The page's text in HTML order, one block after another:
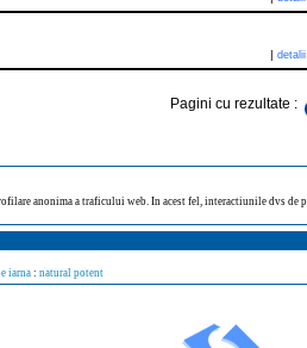
| detalii
Pagini cu rezultate :
anonima a traficului web. In acest fel, interactiunile dvs
iarna : natural potent